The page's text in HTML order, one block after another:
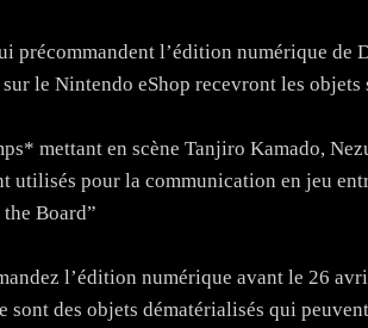
précommandent l’édition numérique de
le Nintendo eShop recevront les
mettant en scène Tanjiro Kamado,
utilisés pour la communication en jeu
the Board”
l’édition numérique avant le 26
sont des objets dématérialisés qui